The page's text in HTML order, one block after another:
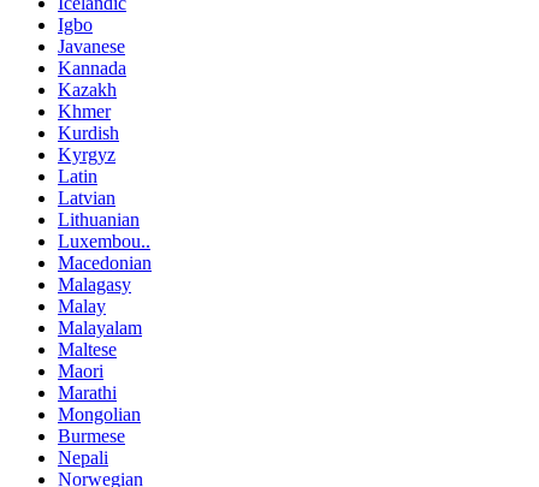
Igbo
Javanese
Kannada
Kazakh
Khmer
Kurdish
Kyrgyz
Latin
Latvian
Lithuanian
Luxembou..
Macedonian
Malagasy
Malay
Malayalam
Maltese
Maori
Marathi
Mongolian
Burmese
Nepali
Norwegian